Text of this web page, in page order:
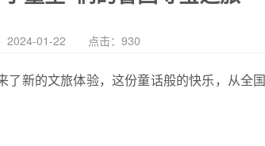
2024-01-22 点击：930
新的文旅体验，这份童话般的快乐，从全